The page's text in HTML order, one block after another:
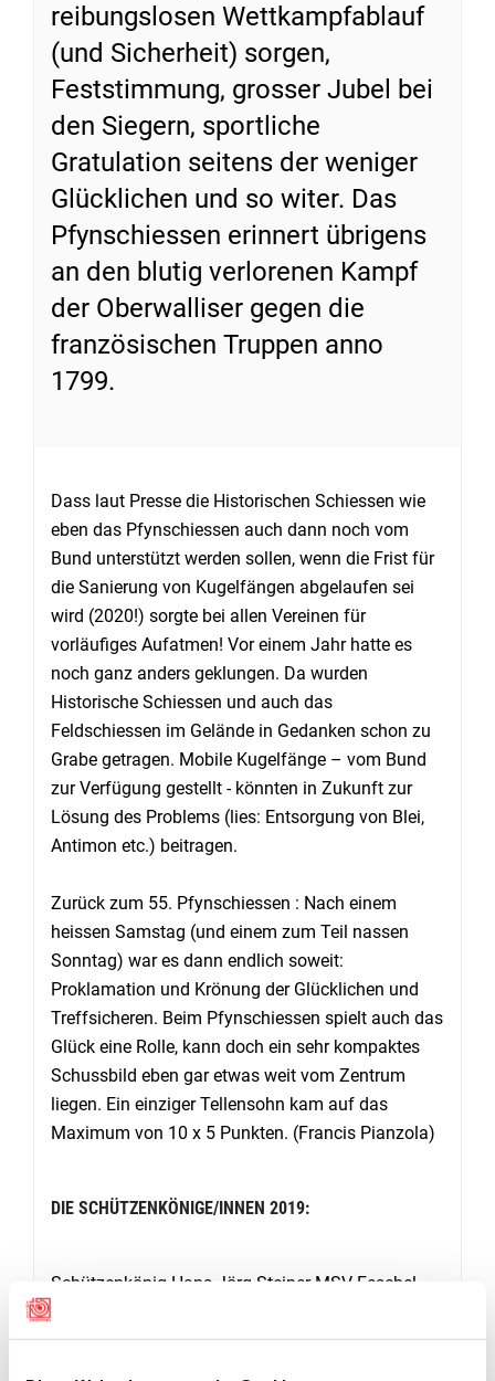
reibungslosen Wettkampfablauf
(und Sicherheit) sorgen,
Feststimmung, grosser Jubel bei
den Siegern, sportliche
Gratulation seitens der weniger
Glücklichen und so witer. Das
Pfynschiessen erinnert übrigens
an den blutig verlorenen Kampf
der Oberwalliser gegen die
französischen Truppen anno
1799.
Dass laut Presse die Historischen Schiessen wie
eben das Pfynschiessen auch dann noch vom
Bund unterstützt werden sollen, wenn die Frist für
die Sanierung von Kugelfängen abgelaufen sei
wird (2020!) sorgte bei allen Vereinen für
vorläufiges Aufatmen! Vor einem Jahr hatte es
noch ganz anders geklungen. Da wurden
Historische Schiessen und auch das
Feldschiessen im Gelände in Gedanken schon zu
Grabe getragen. Mobile Kugelfänge – vom Bund
zur Verfügung gestellt - könnten in Zukunft zur
Lösung des Problems (lies: Entsorgung von Blei,
Antimon etc.) beitragen.
Zurück zum 55. Pfynschiessen : Nach einem
heissen Samstag (und einem zum Teil nassen
Sonntag) war es dann endlich soweit:
Proklamation und Krönung der Glücklichen und
Treffsicheren. Beim Pfynschiessen spielt auch das
Glück eine Rolle, kann doch ein sehr kompaktes
Schussbild eben gar etwas weit vom Zentrum
liegen. Ein einziger Tellensohn kam auf das
Maximum von 10 x 5 Punkten. (Francis Pianzola)
DIE SCHÜTZENKÖNIGE/INNEN 2019:
Schützenkönig Hans-Jörg Steiner MSV Feschel-
Vizekönig Roland Heinzmann Visp-Eyholz 49